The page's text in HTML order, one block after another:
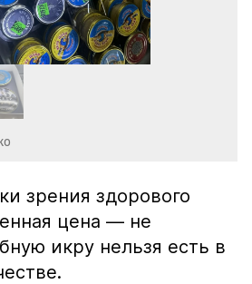
зрения здорового
цена — не
икру нельзя есть в